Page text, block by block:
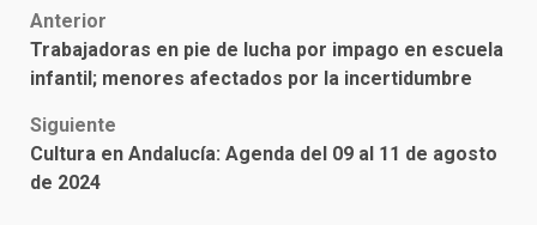
Post
navigation
Anterior
Trabajadoras en pie de lucha por impago en escuela
infantil; menores afectados por la incertidumbre
Siguiente
Cultura en Andalucía: Agenda del 09 al 11 de agosto
de 2024